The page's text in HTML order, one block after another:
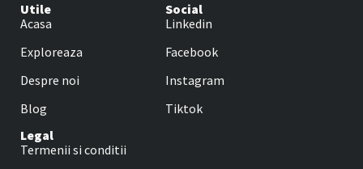
Utile
Acasa
Exploreaza
Despre noi
Blog
Social
Linkedin
Facebook
Instagram
Tiktok
Legal
Termenii si conditii